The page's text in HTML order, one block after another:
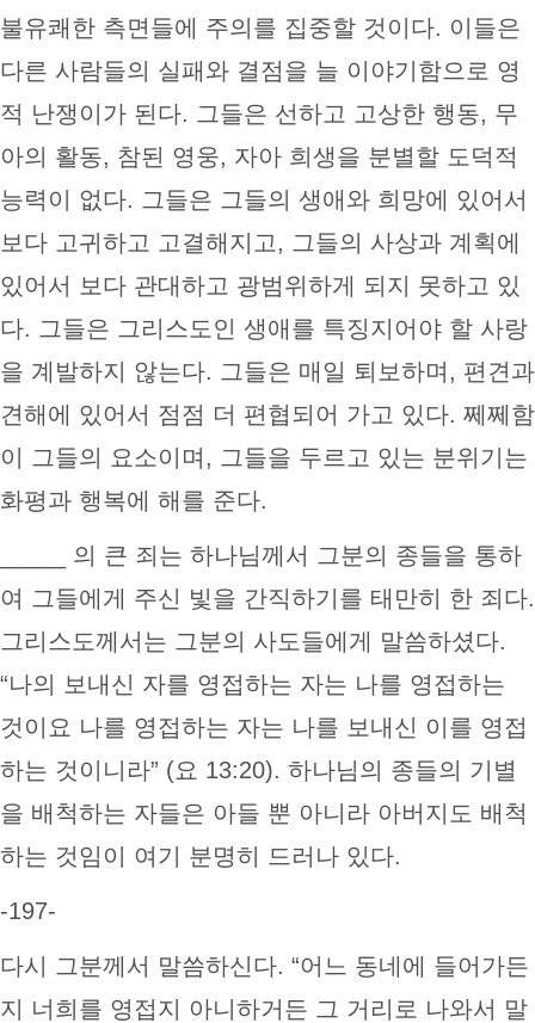
불유쾌한 측면들에 주의를 집중할 것이다. 이들은
다른 사람들의 실패와 결점을 늘 이야기함으로 영
적 난쟁이가 된다. 그들은 선하고 고상한 행동, 무
아의 활동, 참된 영웅, 자아 희생을 분별할 도덕적
능력이 없다. 그들은 그들의 생애와 희망에 있어서
보다 고귀하고 고결해지고, 그들의 사상과 계획에
있어서 보다 관대하고 광범위하게 되지 못하고 있
다. 그들은 그리스도인 생애를 특징지어야 할 사랑
을 계발하지 않는다. 그들은 매일 퇴보하며, 편견과
견해에 있어서 점점 더 편협되어 가고 있다. 쩨쩨함
이 그들의 요소이며, 그들을 두르고 있는 분위기는
화평과 행복에 해를 준다.
_____ 의 큰 죄는 하나님께서 그분의 종들을 통하
여 그들에게 주신 빛을 간직하기를 태만히 한 죄다.
그리스도께서는 그분의 사도들에게 말씀하셨다.
“나의 보내신 자를 영접하는 자는 나를 영접하는
것이요 나를 영접하는 자는 나를 보내신 이를 영접
하는 것이니라” (요 13:20). 하나님의 종들의 기별
을 배척하는 자들은 아들 뿐 아니라 아버지도 배척
하는 것임이 여기 분명히 드러나 있다.
-197-
다시 그분께서 말씀하신다. “어느 동네에 들어가든
지 너희를 영접지 아니하거든 그 거리로 나와서 말